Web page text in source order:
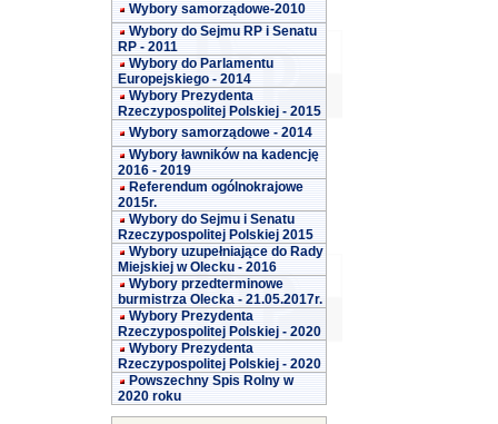
Wybory samorządowe-2010
Wybory do Sejmu RP i Senatu
RP - 2011
Wybory do Parlamentu
Europejskiego - 2014
Wybory Prezydenta
Rzeczypospolitej Polskiej - 2015
Wybory samorządowe - 2014
Wybory ławników na kadencję
2016 - 2019
Referendum ogólnokrajowe
2015r.
Wybory do Sejmu i Senatu
Rzeczypospolitej Polskiej 2015
Wybory uzupełniające do Rady
Miejskiej w Olecku - 2016
Wybory przedterminowe
burmistrza Olecka - 21.05.2017r.
Wybory Prezydenta
Rzeczypospolitej Polskiej - 2020
Wybory Prezydenta
Rzeczypospolitej Polskiej - 2020
Powszechny Spis Rolny w
2020 roku